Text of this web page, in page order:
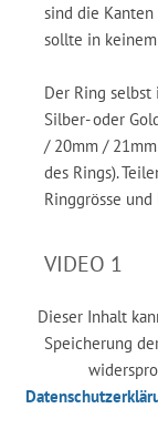
sind die
sollte in
Der Ring
Silber- oder
/ 20mm /
des Rings).
Ringgrösse
VIDEO 1
Dieser Inhalt
Speicherung